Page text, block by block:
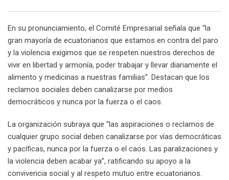
En su pronunciamiento, el Comité Empresarial señala que “la
gran mayoría de ecuatorianos que estamos en contra del paro
y la violencia exigimos que se respeten nuestros derechos de
vivir en libertad y armonía, poder trabajar y llevar diariamente el
alimento y medicinas a nuestras familias”. Destacan que los
reclamos sociales deben canalizarse por medios
democráticos y nunca por la fuerza o el caos.
La organización subraya que “las aspiraciones o reclamos de
cualquier grupo social deben canalizarse por vías democráticas
y pacíficas, nunca por la fuerza o el caos. Las paralizaciones y
la violencia deben acabar ya”, ratificando su apoyo a la
convivencia social y al respeto mutuo entre ecuatorianos.